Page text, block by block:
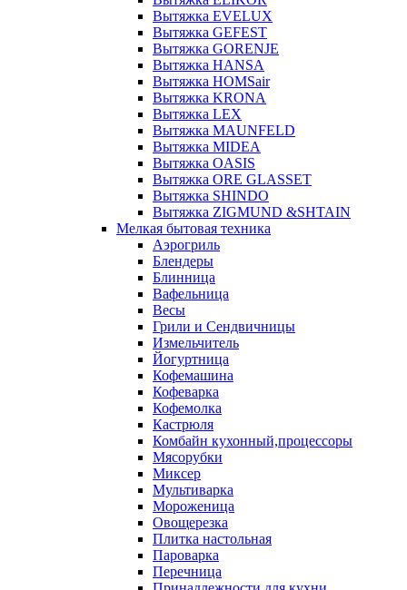
Вытяжка EVELUX
Вытяжка GEFEST
Вытяжка GORENJE
Вытяжка HANSA
Вытяжка HOMSair
Вытяжка KRONA
Вытяжка LEX
Вытяжка MAUNFELD
Вытяжка MIDEA
Вытяжка OASIS
Вытяжка ORE GLASSET
Вытяжка SHINDO
Вытяжка ZIGMUND &SHTAIN
Мелкая бытовая техника
Аэрогриль
Блендеры
Блинница
Вафельница
Весы
Грили и Сендвичницы
Измельчитель
Йогуртница
Кофемашина
Кофеварка
Кофемолка
Кастрюля
Комбайн кухонный,процессоры
Мясорубки
Миксер
Мультиварка
Мороженица
Овощерезка
Плитка настольная
Пароварка
Перечница